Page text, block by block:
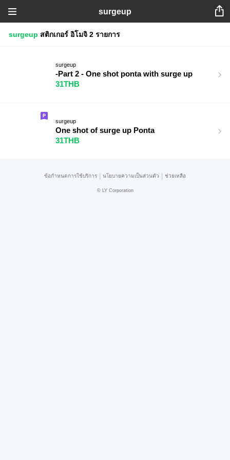
surgeup
surgeup สติกเกอร์ อิโมจิ 2 รายการ
surgeup
-Part 2 - One shot ponta with surge up
31THB
surgeup
One shot of surge up Ponta
31THB
ข้อกำหนดการใช้บริการ นโยบายความเป็นส่วนตัว ช่วยเหลือ
© LY Corporation